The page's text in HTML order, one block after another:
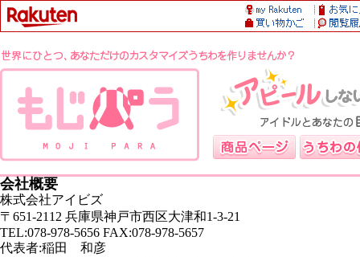
会社概要
株式会社アイビズ
〒651-2112 兵庫県神戸市西区大津和1-3-21
TEL:078-978-5656 FAX:078-978-5657
代表者:稲田 和彦